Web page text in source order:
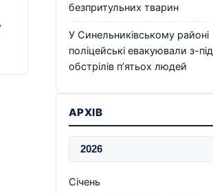
безпритульних тварин
У Синельниківському районі
поліцейські евакуювали з-під
обстрілів п’ятьох людей
АРХІВ
Січень